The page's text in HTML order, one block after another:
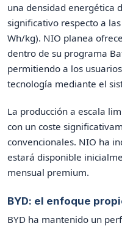
una densidad energética
significativo respecto a
Wh/kg). NIO planea
dentro de su programa
permitiendo a los
tecnología mediante el
La producción a escala
con un coste
convencionales. NIO ha
estará disponible
mensual premium.
BYD: el enfoque
BYD ha mantenido un